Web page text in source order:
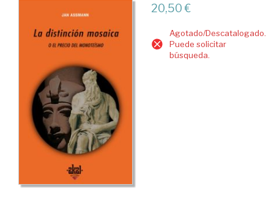
20,50 €
Agotado/Descatalogado.
Puede solicitar
búsqueda.